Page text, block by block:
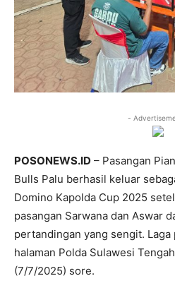
-
POSONEWS.ID – Pasangan
Bulls Palu berhasil keluar
Domino Kapolda Cup 2025
pasangan Sarwana dan Aswar
pertandingan yang sengit.
halaman Polda Sulawesi
(7/7/2025) sore.